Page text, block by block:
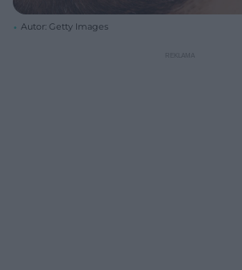
Autor: Getty Images